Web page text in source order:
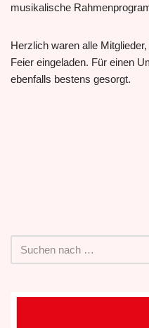
musikalische
Herzlich waren alle
Feier eingeladen. Für einen
ebenfalls bestens gesorgt.